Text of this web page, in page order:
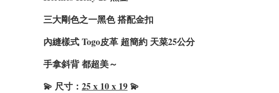
三大剛色之一黑色搭配金扣
內縫樣式 Togo皮革 超簡約 天菜25公分
手拿斜背 都超美～
💫 尺寸： 25 x 10 x 19 💫